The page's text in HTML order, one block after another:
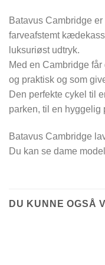
Batavus Cambridge
farveafstemt
luksuriøst udtryk.
Med en Cambridge
og praktisk og som
Den perfekte cykel til
parken, til en hyggelig
Batavus Cambridge
Du kan se dame
DU KUNNE OGSÅ